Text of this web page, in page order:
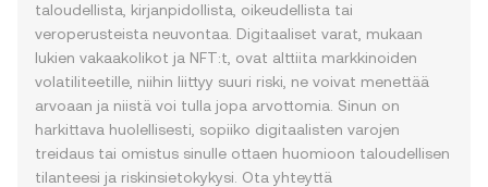
taloudellista, kirjanpidollista, oikeudellista tai
veroperusteista neuvontaa. Digitaaliset varat, mukaan
lukien vakaakolikot ja NFT:t, ovat alttiita markkinoiden
volatiliteetille, niihin liittyy suuri riski, ne voivat menettää
arvoaan ja niistä voi tulla jopa arvottomia. Sinun on
harkittava huolellisesti, sopiiko digitaalisten varojen
treidaus tai omistus sinulle ottaen huomioon taloudellisen
tilanteesi ja riskinsietokykysi. Ota yhteyttä